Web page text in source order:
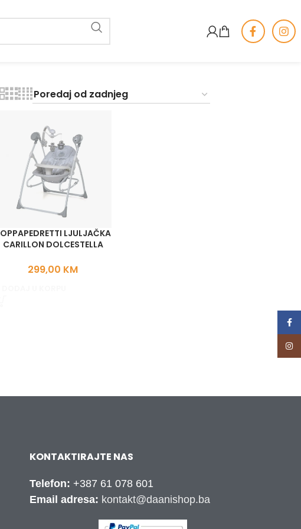
LJULJAČKA
CARILLON DOLCESTELLA
299,00 KM
KONTAKTIRAJTE NAS
Telefon: +387 61 078 601
Email adresa: kontakt@daanishop.ba